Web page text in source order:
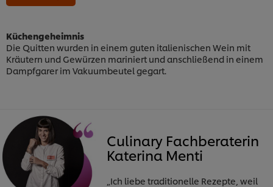
Küchengeheimnis
Die Quitten wurden in einem guten italienischen Wein mit
Kräutern und Gewürzen mariniert und anschließend in einem
Dampfgarer im Vakuumbeutel gegart.
Culinary Fachberaterin
Katerina Menti
„Ich liebe traditionelle Rezepte, weil